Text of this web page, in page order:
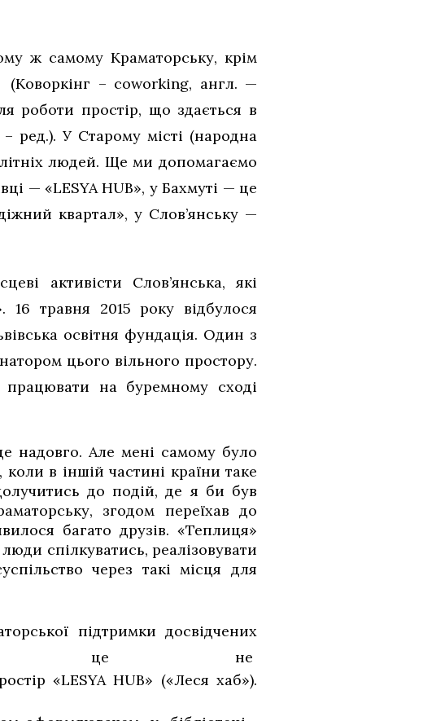
ж самому Краматорську, крім
(Коворкінг – coworking, англ. —
роботи простір, що здається в
ред.). У Старому місті (народна
людей. Ще ми допомагаємо
— «LESYA HUB», у Бахмуті — це
квартал», у Слов’янську —
активісти Слов’янська, які
16 травня 2015 року відбулося
освітня фундація. Один з
цього вільного простору.
на буремному сході
надовго. Але мені самому було
в іншій частині країни таке
до подій, де я би був
згодом переїхав до
багато друзів. «Теплиця»
спілкуватись, реалізовувати
через такі місця для
підтримки досвідчених
Проте це не
«LESYA HUB» («Леся хаб»).